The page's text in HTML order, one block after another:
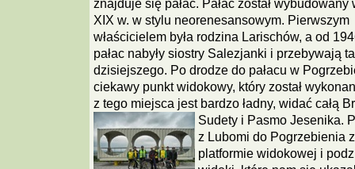
znajduje się pałac. Pałac został wybudowany
XIX w. w stylu neorenesansowym. Pierwszym
właścicielem była rodzina Larischów, a od
pałac nabyły siostry Salezjanki i przebywają
dzisiejszego. Po drodze do pałacu w
ciekawy punkt widokowy, który został
z tego miejsca jest bardzo ładny, widać całą
Sudety i Pasmo Jesenika.
z Lubomi do Pogrzebienia
platformie widokowej i